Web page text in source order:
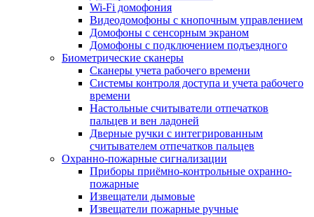
Wi-Fi домофония
Видеодомофоны с кнопочным управлением
Домофоны с сенсорным экраном
Домофоны с подключением подъездного
Биометрические сканеры
Сканеры учета рабочего времени
Системы контроля доступа и учета рабочего
времени
Настольные считыватели отпечатков
пальцев и вен ладоней
Дверные ручки с интегрированным
считывателем отпечатков пальцев
Охранно-пожарные сигнализации
Приборы приёмно-контрольные охранно-
пожарные
Извещатели дымовые
Извещатели пожарные ручные